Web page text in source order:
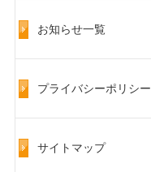
お知らせ一覧
プライバシーポリシー
サイトマップ